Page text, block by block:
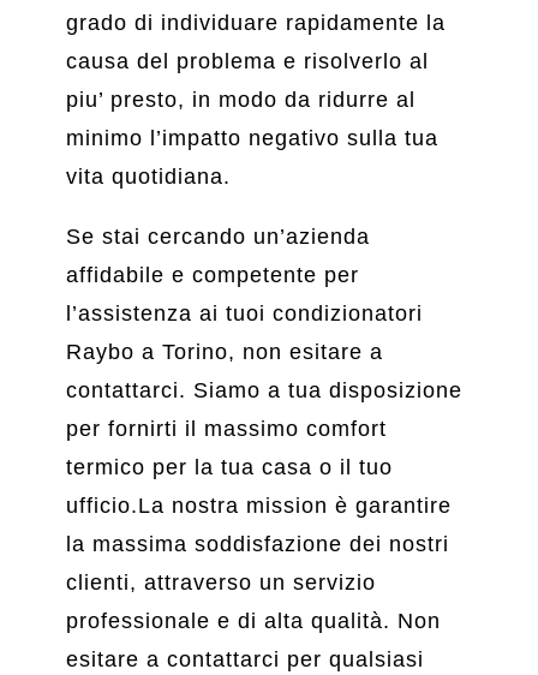
grado di individuare rapidamente la
causa del problema e risolverlo al
piu’ presto, in modo da ridurre al
minimo l’impatto negativo sulla tua
vita quotidiana.
Se stai cercando un’azienda
affidabile e competente per
l’assistenza ai tuoi condizionatori
Raybo a Torino, non esitare a
contattarci. Siamo a tua disposizione
per fornirti il massimo comfort
termico per la tua casa o il tuo
ufficio.La nostra mission è garantire
la massima soddisfazione dei nostri
clienti, attraverso un servizio
professionale e di alta qualità. Non
esitare a contattarci per qualsiasi